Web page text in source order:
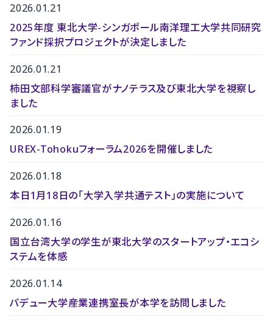
2026.01.21
2025年度 東北大学-シンガポール南洋理工大学共同研究
ファンド採択プロジェクトが決定しました
2026.01.21
柿田文部科学審議官がナノテラス及び東北大学を視察し
ました
2026.01.19
UREX-Tohokuフォーラム2026を開催しました
2026.01.18
本日1月18日の「大学入学共通テスト」の実施について
2026.01.16
国立台湾大学の学生が東北大学のスタートアップ・エコシ
ステムを体感
2026.01.14
パデュー大学産業連携室長が本学を訪問しました